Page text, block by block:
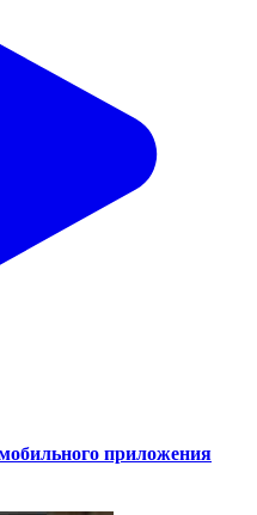
приложения